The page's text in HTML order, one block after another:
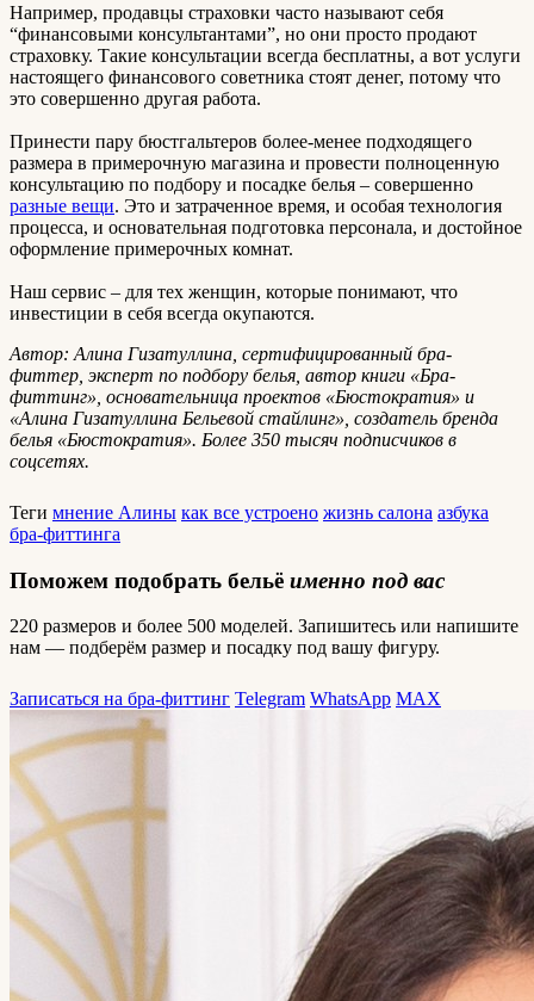
Например, продавцы страховки часто называют себя
“финансовыми консультантами”, но они просто продают
страховку. Такие консультации всегда бесплатны, а вот услуги
настоящего финансового советника стоят денег, потому что
это совершенно другая работа.
Принести пару бюстгальтеров более-менее подходящего
размера в примерочную магазина и провести полноценную
консультацию по подбору и посадке белья – совершенно
разные вещи. Это и затраченное время, и особая технология
процесса, и основательная подготовка персонала, и достойное
оформление примерочных комнат.
Наш сервис – для тех женщин, которые понимают, что
инвестиции в себя всегда окупаются.
Автор: Алина Гизатуллина, сертифицированный бра-
фиттер, эксперт по подбору белья, автор книги «Бра-
фиттинг», основательница проектов «Бюстократия» и
«Алина Гизатуллина Бельевой стайлинг», создатель бренда
белья «Бюстократия». Более 350 тысяч подписчиков в
соцсетях.
Теги мнение Алины как все устроено жизнь салона азбука
бра-фиттинга
Поможем подобрать бельё именно под вас
220 размеров и более 500 моделей. Запишитесь или напишите
нам — подберём размер и посадку под вашу фигуру.
Записаться на бра-фиттинг Telegram WhatsApp MAX